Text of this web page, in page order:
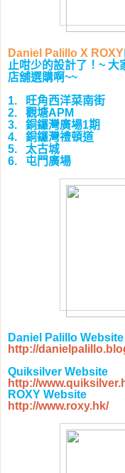
Daniel Palillo X ROXY
止咁少的設計了！ ~ 大
店舖選購啊~~
1.
旺角西洋菜南街
2. 觀塘APM
3.
銅鑼灣廣場1期
4. 銅鑼灣禮頓道
5. 太古城
6. 屯門廣場
Daniel Palillo Website
http://
Quiksilver Website
http://
ROXY Website
http://www.roxy.hk/